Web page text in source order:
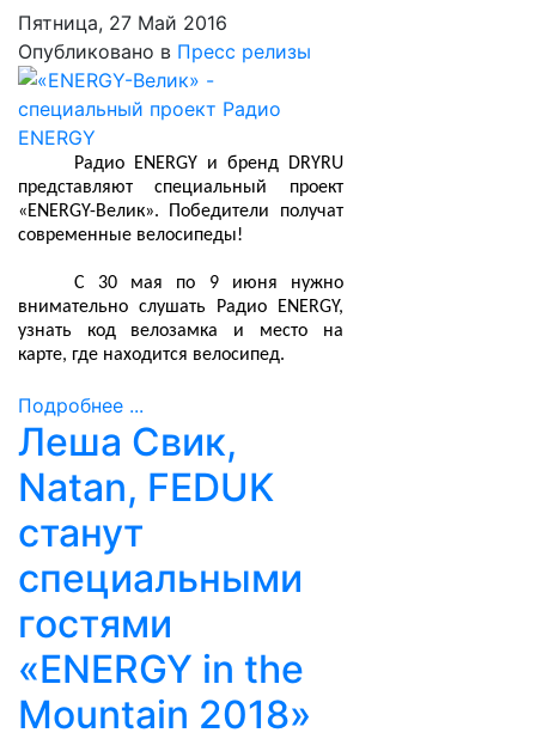
Пятница, 27 Май 2016
Опубликовано в Пресс релизы
Радио ENERGY и бренд DRYRU
представляют специальный проект
«ENERGY-Велик». Победители получат
современные велосипеды!
С 30 мая по 9 июня нужно
внимательно слушать Радио
ENERGY,
узнать код велозамка и место на
карте, где находится велосипед.
Подробнее ...
Леша Свик,
Natan, FEDUK
станут
специальными
гостями
«ENERGY in the
Mountain 2018»